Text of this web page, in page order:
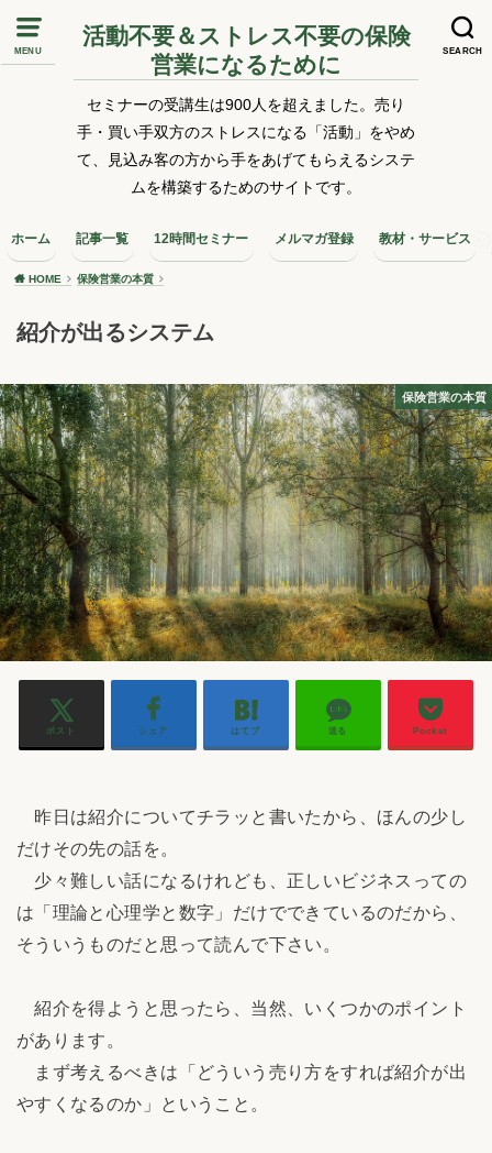
MENU SEARCH
活動不要＆ストレス不要の保険
営業になるために
セミナーの受講生は900人を超えました。売り
手・買い手双方のストレスになる「活動」をやめ
て、見込み客の方から手をあげてもらえるシステ
ムを構築するためのサイトです。
ホーム 記事一覧 12時間セミナー メルマガ登録 教材・サービス
HOME 保険営業の本質
紹介が出るシステム
保険営業の本質
ポスト シェア はてブ 送る Pocket
昨日は紹介についてチラッと書いたから、ほんの少し
だけその先の話を。
少々難しい話になるけれども、正しいビジネスっての
は「理論と心理学と数字」だけでできているのだから、
そういうものだと思って読んで下さい。
紹介を得ようと思ったら、当然、いくつかのポイント
があります。
まず考えるべきは「どういう売り方をすれば紹介が出
やすくなるのか」ということ。